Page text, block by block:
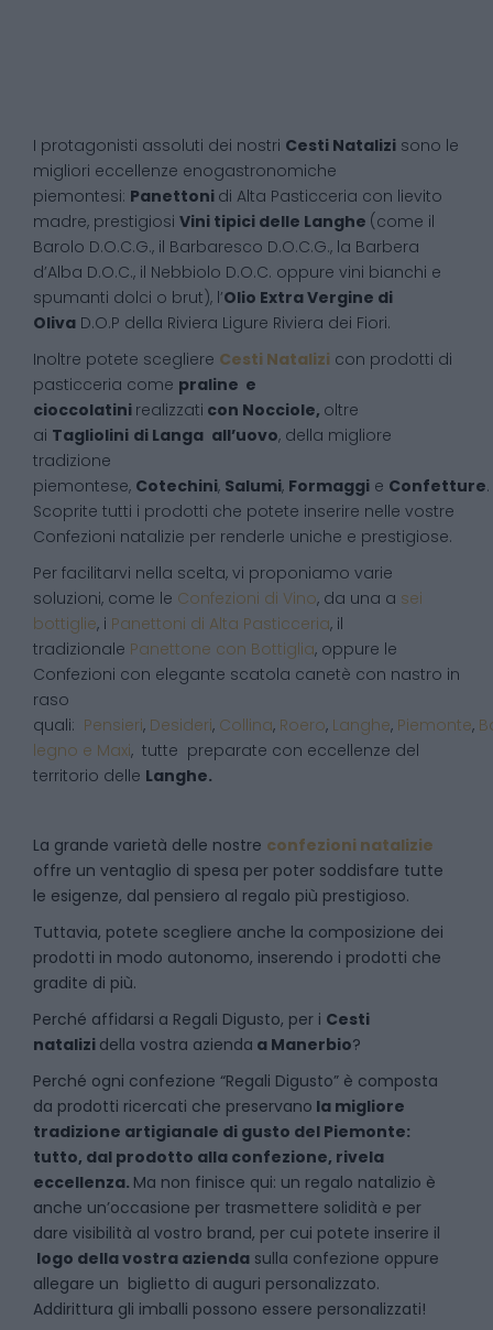
I protagonisti assoluti dei nostri Cesti Natalizi sono le
migliori eccellenze enogastronomiche
piemontesi: Panettoni di Alta Pasticceria con lievito
madre, prestigiosi Vini tipici delle Langhe (come il
Barolo D.O.C.G., il Barbaresco D.O.C.G., la Barbera
d’Alba D.O.C., il Nebbiolo D.O.C. oppure vini bianchi e
spumanti dolci o brut), l’Olio Extra Vergine di
Oliva D.O.P della Riviera Ligure Riviera dei Fiori.
Inoltre potete scegliere Cesti Natalizi con prodotti di
pasticceria come praline e
cioccolatini realizzati con Nocciole, oltre
ai Tagliolini di Langa all’uovo, della migliore
tradizione
piemontese, Cotechini, Salumi, Formaggi e Confetture.
Scoprite tutti i prodotti che potete inserire nelle vostre
Confezioni natalizie per renderle uniche e prestigiose.
Per facilitarvi nella scelta, vi proponiamo varie
soluzioni, come le Confezioni di Vino, da una a sei
bottiglie, i Panettoni di Alta Pasticceria, il
tradizionale Panettone con Bottiglia, oppure le
Confezioni con elegante scatola canetè con nastro in
raso
quali: Pensieri, Desideri, Collina, Roero, Langhe, Piemonte,
legno e Maxi, tutte preparate con eccellenze del
territorio delle Langhe.
La grande varietà delle nostre confezioni natalizie
offre un ventaglio di spesa per poter soddisfare tutte
le esigenze, dal pensiero al regalo più prestigioso.
Tuttavia, potete scegliere anche la composizione dei
prodotti in modo autonomo, inserendo i prodotti che
gradite di più.
Perché affidarsi a Regali Digusto, per i Cesti
natalizi della vostra azienda a Manerbio?
Perché ogni confezione “Regali Digusto” è composta
da prodotti ricercati che preservano la migliore
tradizione artigianale di gusto del Piemonte:
tutto, dal prodotto alla confezione, rivela
eccellenza. Ma non finisce qui: un regalo natalizio è
anche un’occasione per trasmettere solidità e per
dare visibilità al vostro brand, per cui potete inserire il
logo della vostra azienda sulla confezione oppure
allegare un biglietto di auguri personalizzato.
Addirittura gli imballi possono essere personalizzati!